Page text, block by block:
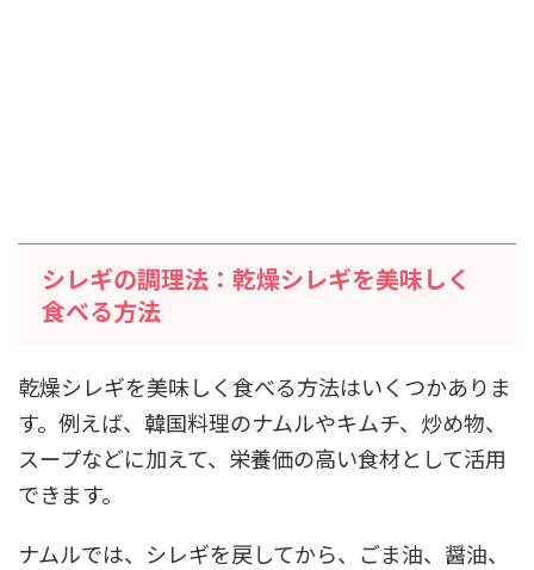
シレギの調理法：乾燥シレギを美味しく
食べる方法
乾燥シレギを美味しく食べる方法はいくつかありま
す。例えば、韓国料理のナムルやキムチ、炒め物、
スープなどに加えて、栄養価の高い食材として活用
できます。
ナムルでは、シレギを戻してから、ごま油、醤油、